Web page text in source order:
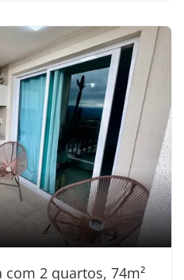
2 quartos, 74m²